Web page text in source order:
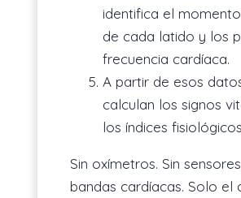
identifica el
de cada latido y los
frecuencia cardíaca.
A partir de esos
calculan los signos
los índices
Sin oxímetros. Sin
bandas cardíacas. Solo el